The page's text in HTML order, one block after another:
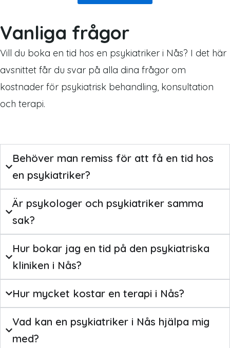
Vanliga frågor
Vill du boka en tid hos en psykiatriker i Nås? I det här
avsnittet får du svar på alla dina frågor om
kostnader för psykiatrisk behandling, konsultation
och terapi.
Behöver man remiss för att få en tid hos
en psykiatriker?
Är psykologer och psykiatriker samma
sak?
Hur bokar jag en tid på den psykiatriska
kliniken i Nås?
Hur mycket kostar en terapi i Nås?
Vad kan en psykiatriker i Nås hjälpa mig
med?